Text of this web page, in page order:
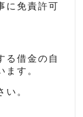
に免責許可
る借金の自
ます。
い。